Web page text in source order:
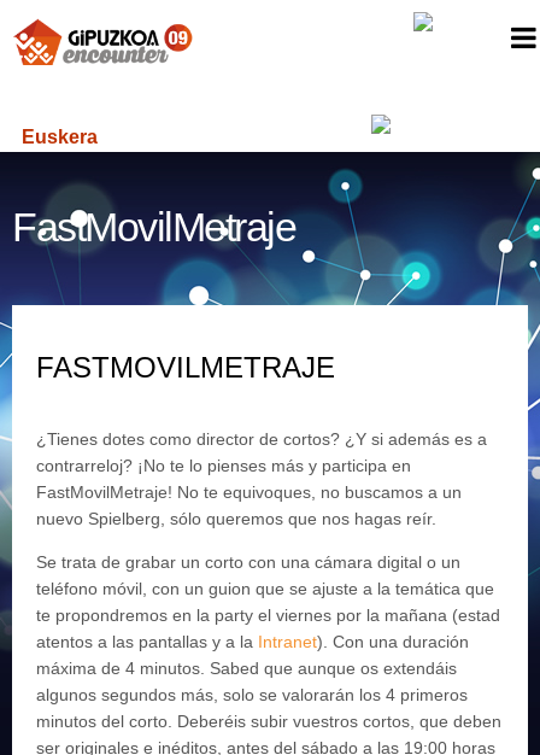
Euskera
FastMovilMetraje
FASTMOVILMETRAJE
¿Tienes dotes como director de cortos? ¿Y si además es a
contrarreloj? ¡No te lo pienses más y participa en
FastMovilMetraje! No te equivoques, no buscamos a un
nuevo Spielberg, sólo queremos que nos hagas reír.
Se trata de grabar un corto con una cámara digital o un
teléfono móvil, con un guion que se ajuste a la temática que
te propondremos en la party el viernes por la mañana (estad
atentos a las pantallas y a la Intranet). Con una duración
máxima de 4 minutos. Sabed que aunque os extendáis
algunos segundos más, solo se valorarán los 4 primeros
minutos del corto. Deberéis subir vuestros cortos, que deben
ser originales e inéditos, antes del sábado a las 19:00 horas